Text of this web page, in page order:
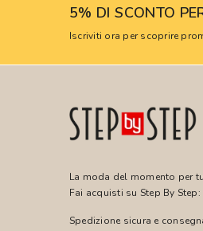
5% DI SCONTO
Iscriviti ora per scoprire
La moda del momento per
Fai acquisti su Step By
Spedizione sicura e